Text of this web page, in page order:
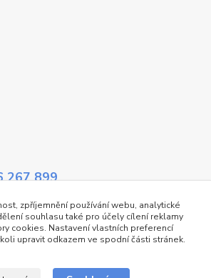
267 899
zpříjemnění používání webu, analytické
souhlasu také pro účely cílení reklamy
cookies. Nastavení vlastních preferencí
upravit odkazem ve spodní části stránek.